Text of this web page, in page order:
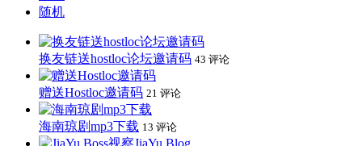
随机
换友链送hostloc论坛邀请码 43 评论
赠送Hostloc邀请码 21 评论
海南琼剧mp3下载 13 评论